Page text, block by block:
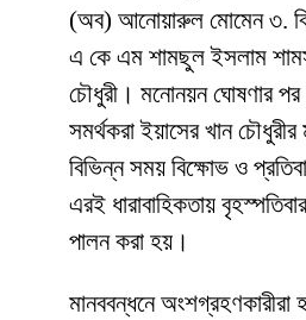
(অব) আনোয়ারুল মোমেন ৩.
এ কে এম শামছুল ইসলাম
চৌধুরী। মনোনয়ন ঘোষণার পর
সমর্থকরা ইয়াসের খান চৌধুরীর
বিভিন্ন সময় বিক্ষোভ ও
এরই ধারাবাহিকতায়
পালন করা হয়।
মানববন্ধনে অংশগ্রহণকারীরা